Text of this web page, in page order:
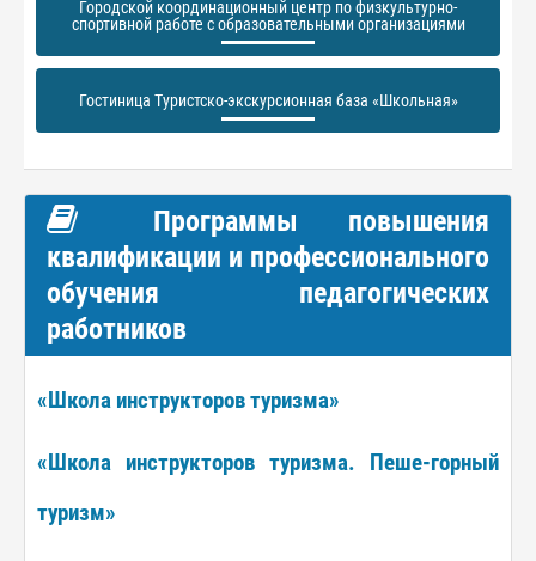
Городской координационный центр по физкультурно-
спортивной работе с образовательными организациями
Гостиница Туристско-экскурсионная база «Школьная»
Программы повышения
квалификации и профессионального
обучения педагогических
работников
«Школа инструкторов туризма»
«Школа инструкторов туризма. Пеше-горный
туризм»